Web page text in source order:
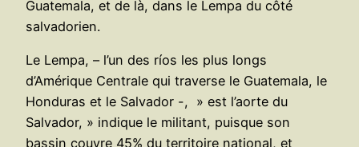
Guatemala, et de là, dans le Lempa du côté
salvadorien.
Le Lempa, – l’un des ríos les plus longs
d’Amérique Centrale qui traverse le Guatemala, le
Honduras et le Salvador -, » est l’aorte du
Salvador, » indique le militant, puisque son
bassin couvre 45% du territoire national, et